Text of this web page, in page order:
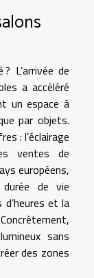
L’arrivée de
a accéléré
un espace à
par objets.
: l’éclairage
ventes de
européens,
de vie
et la
sans
des zones